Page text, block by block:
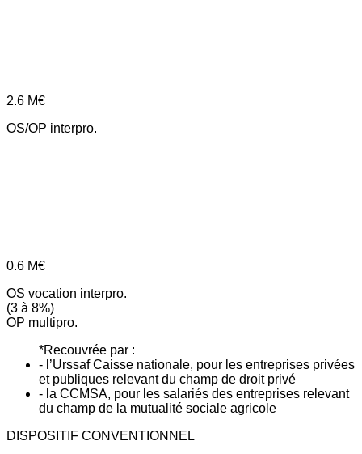
2.6 M€
OS/OP interpro.
0.6 M€
OS vocation interpro.
(3 à 8%)
OP multipro.
*Recouvrée par :
- l’Urssaf Caisse nationale, pour les entreprises privées
et publiques relevant du champ de droit privé
- la CCMSA, pour les salariés des entreprises relevant
du champ de la mutualité sociale agricole
DISPOSITIF CONVENTIONNEL